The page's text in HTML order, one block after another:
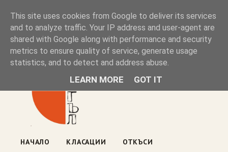
Книжен ъгъл
Блог на книжарницата — класации, откъси, нови книги
ул. „Оборище" 117, София· пон–пет 10:00–19:00 ·
НАЧАЛО КЛАСАЦИИ ОТКЪСИ
This site uses cookies from Google to deliver its services
and to analyze traffic. Your IP address and user-agent are
shared with Google along with performance and security
metrics to ensure quality of service, generate usage
statistics, and to detect and address abuse.
LEARN MORE GOT IT